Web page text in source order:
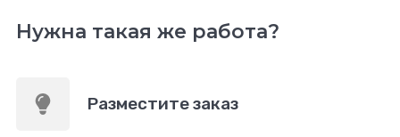
Нужна такая же работа?
Разместите заказ